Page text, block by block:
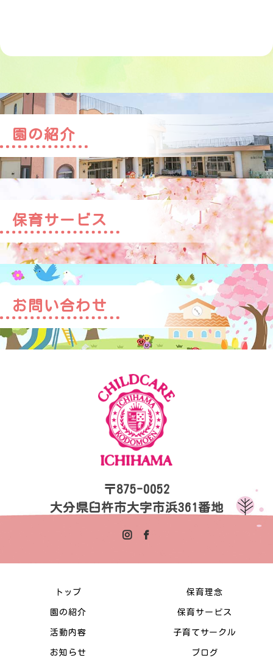
園の紹介
保育サービス
お問い合わせ
〒875-0052
大分県臼杵市大字市浜361番地
トップ 保育理念
園の紹介 保育サービス
活動内容 子育てサークル
お知らせ ブログ